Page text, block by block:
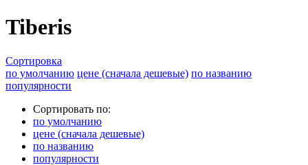
Tiberis
Сортировка
по умолчанию цене (сначала дешевые) по названию
популярности
Сортировать по:
по умолчанию
цене (сначала дешевые)
по названию
популярности